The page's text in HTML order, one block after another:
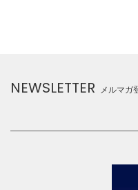
NEWSLETTER メルマガ